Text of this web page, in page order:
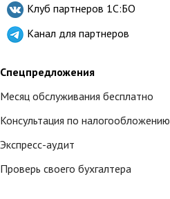
Клуб партнеров 1С:БО
Канал для партнеров
Спецпредложения
Месяц обслуживания бесплатно
Консультация по налогообложению
Экспресс-аудит
Проверь своего бухгалтера